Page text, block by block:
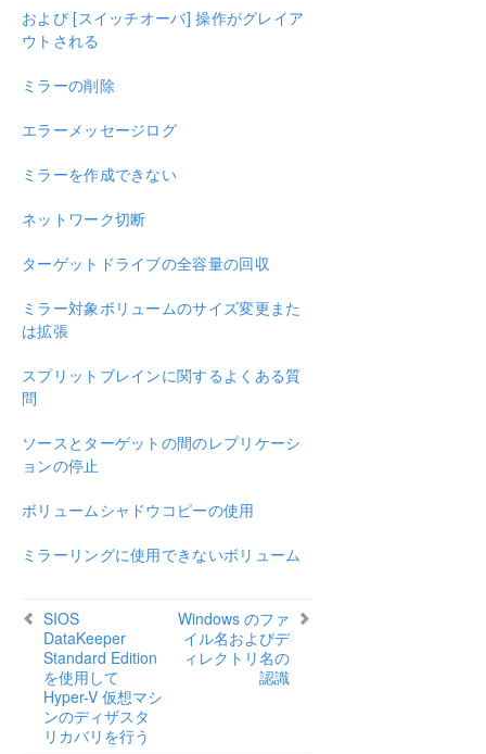
および [スイッチオーバ] 操作がグレイア
ウトされる
ミラーの削除
エラーメッセージログ
ミラーを作成できない
ネットワーク切断
ターゲットドライブの全容量の回収
ミラー対象ボリュームのサイズ変更また
は拡張
スプリットブレインに関するよくある質
問
ソースとターゲットの間のレプリケーシ
ョンの停止
ボリュームシャドウコピーの使用
ミラーリングに使用できないボリューム
SIOS
DataKeeper
Standard Edition
を使用して
Hyper-V 仮想マシ
ンのディザスタ
リカバリを行う
Windows のファ
イル名およびデ
ィレクトリ名の
認識